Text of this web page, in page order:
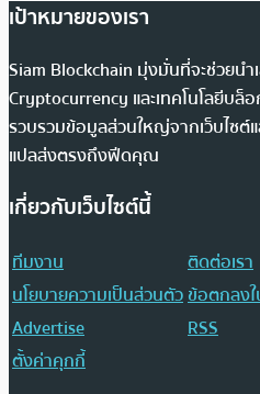
เป้าหมายของเรา
Siam Blockchain มุ่งมั่นที่จะช่วยนำ
Cryptocurrency และเทคโนโลยีบล็
รวบรวมข้อมูลส่วนใหญ่จากเว็บไซต์
แปลส่งตรงถึงฟีดคุณ
เกี่ยวกับเว็บไซต์นี้
ทีมงาน
ติดต่อเรา
นโยบายความเป็นส่วนตัวข้อตกลง
Advertise
RSS
ตั้งค่าคุกกี้